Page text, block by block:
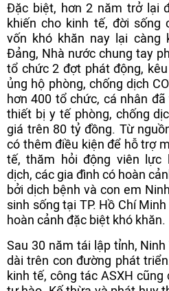
Đặc biệt, hơn 2 năm trở lại
khiến cho kinh tế, đời sống
vốn khó khăn nay lại càng
Đảng, Nhà nước chung tay
tổ chức 2 đợt phát động,
ủng hộ phòng, chống dịch
hơn 400 tổ chức, cá nhân
thiết bị y tế phòng, chống
giá trên 80 tỷ đồng. Từ
có thêm điều kiện để hỗ trợ
tế, thăm hỏi động viên lực
dịch, các gia đình có hoàn
bởi dịch bệnh và con em
sinh sống tại TP. Hồ Chí
hoàn cảnh đặc biệt khó khăn.
Sau 30 năm tái lập tỉnh,
dài trên con đường phát
kinh tế, công tác ASXH